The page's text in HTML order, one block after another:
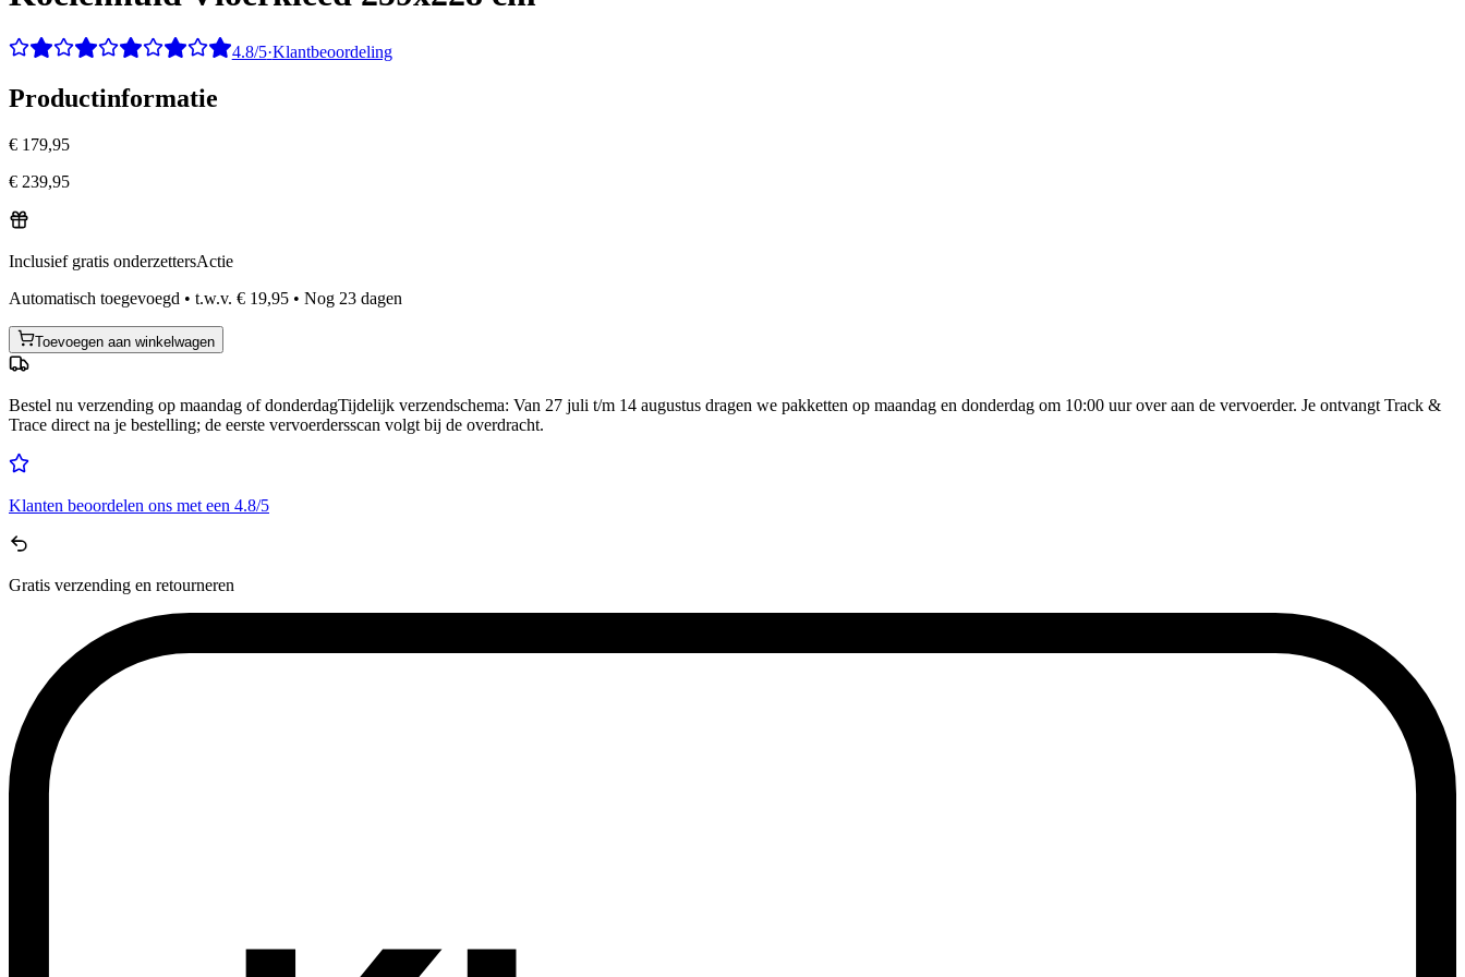
4.8/5·Klantbeoordeling
Productinformatie
€ 179,95
€ 239,95
Inclusief gratis onderzettersActie
Automatisch toegevoegd • t.w.v. € 19,95 • Nog 23 dagen
Toevoegen aan winkelwagen
Bestel nu verzending op maandag of donderdagTijdelijk verzendschema: Van 27 juli t/m 14 augustus dragen we pakketten op maandag en donderdag om 10:00 uur over aan de vervoerder. Je ontvangt Track &
Trace direct na je bestelling; de eerste vervoerdersscan volgt bij de overdracht.
Klanten beoordelen ons met een 4.8/5
Gratis verzending en retourneren